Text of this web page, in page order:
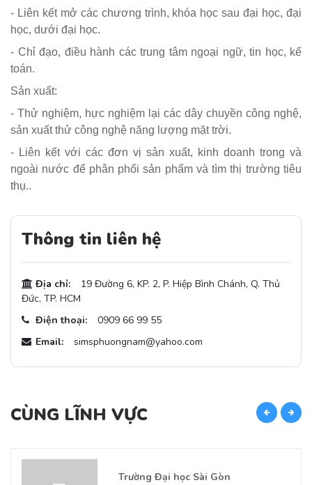
- Liên kết mở các chương trình, khóa học sau đại học, đại
học, dưới đại học.
- Chỉ đạo, điều hành các trung tâm ngoại ngữ, tin học, kế
toán.
Sản xuất:
- Thử nghiệm, hực nghiệm lại các dây chuyền công nghệ,
sản xuất thử công nghệ năng lượng mặt trời.
- Liên kết với các đơn vị sản xuất, kinh doanh trong và
ngoài nước để phân phối sản phẩm và tìm thị trường tiêu
thụ..
Thông tin liên hệ
Địa chỉ:
19 Đường 6, KP. 2, P. Hiệp Bình Chánh, Q. Thủ
Đức, TP. HCM
Điện thoại:
0909 66 99 55
Email:
simsphuongnam@yahoo.com
CÙNG LĨNH VỰC
Trường Đại học Sài Gòn